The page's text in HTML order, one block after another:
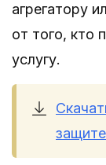
агрегатору
от того, кто
услугу.